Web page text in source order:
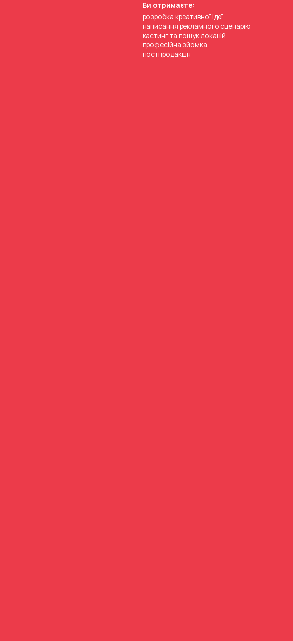
Ви отримаєте:
розробка креативної ідеї
написання рекламного сценарію
кастинг та пошук локацій
професійна зйомка
постпродакшн